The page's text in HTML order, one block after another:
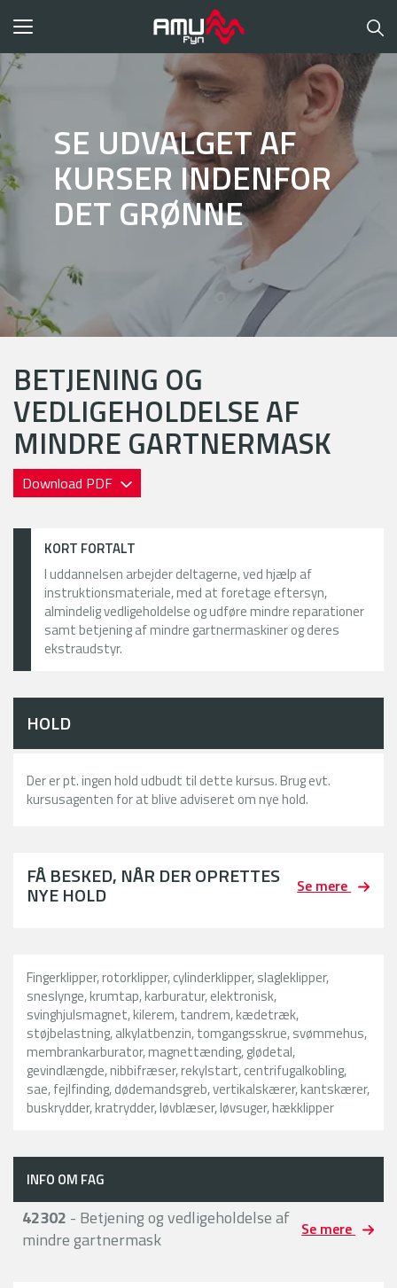
Toggle
SE UDVALGET AF
KURSER INDENFOR
DET GRØNNE
BETJENING OG
VEDLIGEHOLDELSE AF
MINDRE GARTNERMASK
Download PDF
KORT FORTALT
I uddannelsen arbejder deltagerne, ved hjælp af
instruktionsmateriale, med at foretage eftersyn,
almindelig vedligeholdelse og udføre mindre reparationer
samt betjening af mindre gartnermaskiner og deres
ekstraudstyr.
HOLD
Der er pt. ingen hold udbudt til dette kursus. Brug evt.
kursusagenten for at blive adviseret om nye hold.
FÅ BESKED, NÅR DER OPRETTES
NYE HOLD Se mere
Fingerklipper, rotorklipper, cylinderklipper, slagleklipper,
sneslynge, krumtap, karburatur, elektronisk,
svinghjulsmagnet, kilerem, tandrem, kædetræk,
støjbelastning, alkylatbenzin, tomgangsskrue, svømmehus,
membrankarburator, magnettænding, glødetal,
gevindlængde, nibbifræser, rekylstart, centrifugalkobling,
sae, fejlfinding, dødemandsgreb, vertikalskærer, kantskærer,
buskrydder, kratrydder, løvblæser, løvsuger, hækklipper
INFO OM FAG
42302 - Betjening og vedligeholdelse af
mindre gartnermask
Se mere